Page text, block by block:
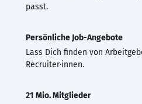
passt.
Persönliche Job-Angebote
Lass Dich finden von
Recruiter·innen.
21 Mio. Mitglieder